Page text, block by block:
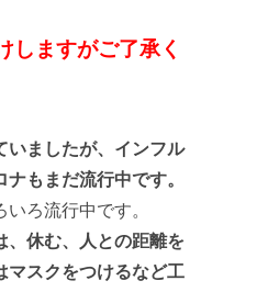
しますがご了承く
いましたが、インフル
もまだ流行中です。
ろ流行中です。
、休む、人との距離を
マスクをつけるなど工